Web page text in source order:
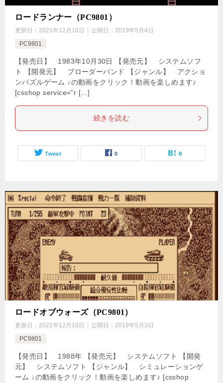
ロードランナー（PC9801）
更新日： 2021年12月16日 公開日： 2019年5月4日
PC9801
【発売日】 1983年10月30日 【発売元】 システムソフ
ト 【開発元】 ブローダーバンド 【ジャンル】 アクショ
ンパズルゲーム ↓の動画をクリック！動画を楽しめます♪
[csshop service=”r […]
続きを読む
Tweet 0 0
ロードオブウォーズ（PC9801）
更新日： 2021年12月16日 公開日： 2019年5月3日
PC9801
【発売日】 1988年 【発売元】 システムソフト 【開発
元】 システムソフト 【ジャンル】 シミュレーションゲ
ーム ↓の動画をクリック！動画を楽しめます♪ [csshop